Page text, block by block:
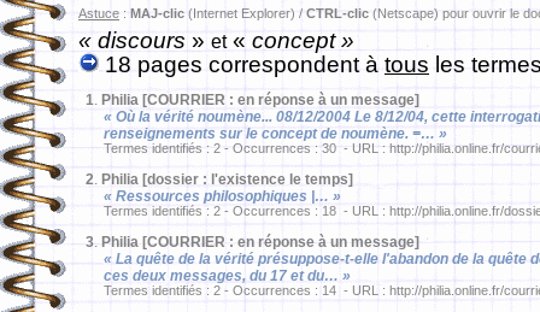
Astuce : MAJ-clic (Internet Explorer) / CTRL-clic (Netscape) pour ouvrir le
« discours » et« concept »
18 pages correspondent à tous les
1. Philia [COURRIER : en réponse à un message]
« Où la vérité noumène... 08/12/2004 Le 8/12/04, cette
renseignements sur le concept de noumène. =… »
Termes identifiés : 2 - Occurrences : 30 - URL : http://philia.online.fr/
2. Philia [dossier : l'existence le temps]
« Ressources philosophiques |… »
Termes identifiés : 2 - Occurrences : 18 - URL : http://philia.online.fr/
3. Philia [COURRIER : en réponse à un message]
« La quête de la vérité présuppose-t-elle l'abandon de la quête
ces deux messages, du 17 et du… »
Termes identifiés : 2 - Occurrences : 14 - URL : http://philia.online.fr/